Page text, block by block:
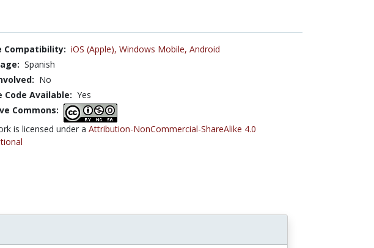
Compatibility: iOS (Apple), Windows Mobile, Android
Spanish
No
Code Available: Yes
Commons:
is licensed under a Attribution-NonCommercial-ShareAlike 4.0